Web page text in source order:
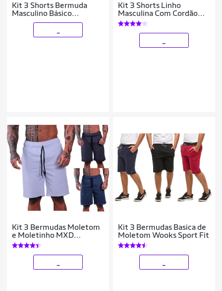
Kit 3 Shorts Bermuda
Masculino Básico
Mauricinho Tactel
Kit 3 Shorts Linho
Masculina Com Cordão
Bermuda Casual Verão
Kit 3 Bermudas Moletom
e Moletinho MXD
Conceito Cores Diversas
Opções Básica Para o Dia
Kit 3 Bermudas Basica de
Moletom Wooks Sport Fit